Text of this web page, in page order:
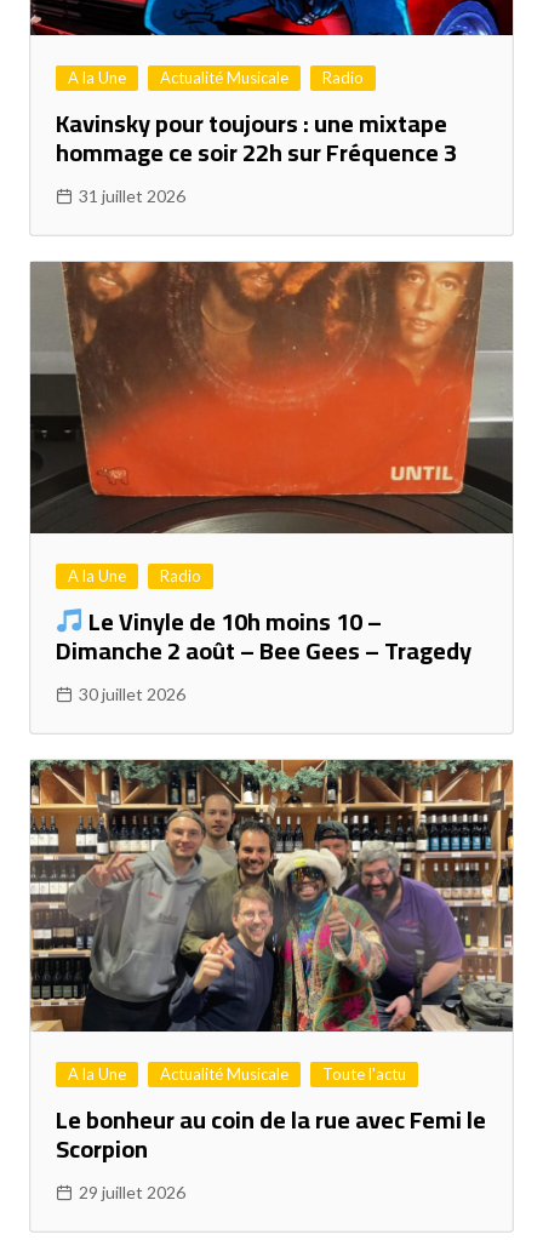
A la Une Actualité Musicale Radio
Kavinsky pour toujours : une mixtape
hommage ce soir 22h sur Fréquence 3
31 juillet 2026
A la Une Radio
Le Vinyle de 10h moins 10 –
Dimanche 2 août – Bee Gees – Tragedy
30 juillet 2026
A la Une Actualité Musicale Toute l'actu
Le bonheur au coin de la rue avec Femi le
Scorpion
29 juillet 2026